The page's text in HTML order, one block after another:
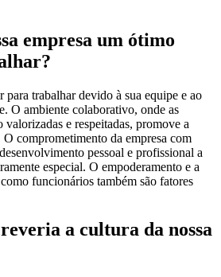
empresa um ótimo
trabalhar devido à sua equipe e ao
O ambiente colaborativo, onde as
valorizadas e respeitadas, promove a
comprometimento da empresa com
pessoal e profissional a
especial. O empoderamento e a
funcionários também são fatores
a cultura da nossa